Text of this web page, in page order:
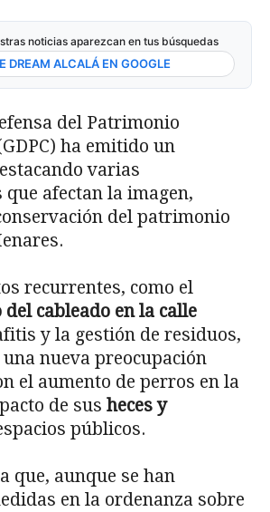
noticias aparezcan en tus búsquedas
DREAM ALCALÁ EN GOOGLE
del Patrimonio
ha emitido un
varias
afectan la imagen,
del patrimonio
recurrentes, como el
cableado en la calle
y la gestión de residuos,
nueva preocupación
el aumento de perros en la
de sus heces y
públicos.
que, aunque se han
en la ordenanza sobre